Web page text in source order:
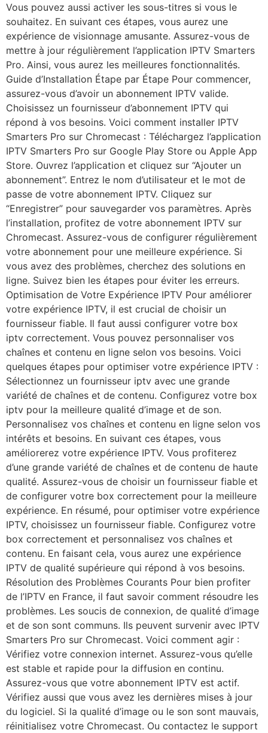
Vous pouvez aussi activer les sous-titres si vous le
souhaitez. En suivant ces étapes, vous aurez une
expérience de visionnage amusante. Assurez-vous de
mettre à jour régulièrement l’application IPTV Smarters
Pro. Ainsi, vous aurez les meilleures fonctionnalités.
Guide d’Installation Étape par Étape Pour commencer,
assurez-vous d’avoir un abonnement IPTV valide.
Choisissez un fournisseur d’abonnement IPTV qui
répond à vos besoins. Voici comment installer IPTV
Smarters Pro sur Chromecast : Téléchargez l’application
IPTV Smarters Pro sur Google Play Store ou Apple App
Store. Ouvrez l’application et cliquez sur “Ajouter un
abonnement”. Entrez le nom d’utilisateur et le mot de
passe de votre abonnement IPTV. Cliquez sur
“Enregistrer” pour sauvegarder vos paramètres. Après
l’installation, profitez de votre abonnement IPTV sur
Chromecast. Assurez-vous de configurer régulièrement
votre abonnement pour une meilleure expérience. Si
vous avez des problèmes, cherchez des solutions en
ligne. Suivez bien les étapes pour éviter les erreurs.
Optimisation de Votre Expérience IPTV Pour améliorer
votre expérience IPTV, il est crucial de choisir un
fournisseur fiable. Il faut aussi configurer votre box
iptv correctement. Vous pouvez personnaliser vos
chaînes et contenu en ligne selon vos besoins. Voici
quelques étapes pour optimiser votre expérience IPTV :
Sélectionnez un fournisseur iptv avec une grande
variété de chaînes et de contenu. Configurez votre box
iptv pour la meilleure qualité d’image et de son.
Personnalisez vos chaînes et contenu en ligne selon vos
intérêts et besoins. En suivant ces étapes, vous
améliorerez votre expérience IPTV. Vous profiterez
d’une grande variété de chaînes et de contenu de haute
qualité. Assurez-vous de choisir un fournisseur fiable et
de configurer votre box correctement pour la meilleure
expérience. En résumé, pour optimiser votre expérience
IPTV, choisissez un fournisseur fiable. Configurez votre
box correctement et personnalisez vos chaînes et
contenu. En faisant cela, vous aurez une expérience
IPTV de qualité supérieure qui répond à vos besoins.
Résolution des Problèmes Courants Pour bien profiter
de l’IPTV en France, il faut savoir comment résoudre les
problèmes. Les soucis de connexion, de qualité d’image
et de son sont communs. Ils peuvent survenir avec IPTV
Smarters Pro sur Chromecast. Voici comment agir :
Vérifiez votre connexion internet. Assurez-vous qu’elle
est stable et rapide pour la diffusion en continu.
Assurez-vous que votre abonnement IPTV est actif.
Vérifiez aussi que vous avez les dernières mises à jour
du logiciel. Si la qualité d’image ou le son sont mauvais,
réinitialisez votre Chromecast. Ou contactez le support